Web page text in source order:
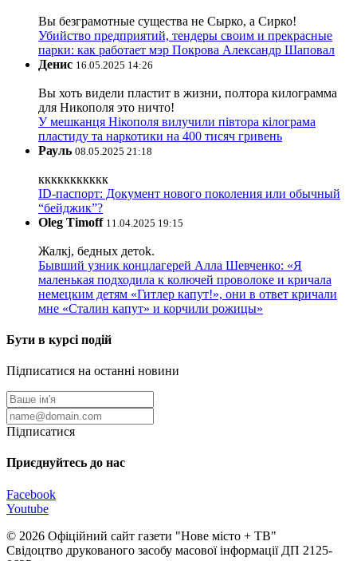
Вы безграмотные существа не Сырко, а Сирко!
Убийство предприятий, тендеры своим и прекрасные
парки: как работает мэр Покрова Александр Шаповал
Денис 16.05.2025 14:26
Вы хоть видели пластит в жизни, полтора килограмма
для Никополя это ничто!
У мешканця Нікополя вилучили півтора кілограма
пластиду та наркотики на 400 тисяч гривень
Рауль 08.05.2025 21:18
ккккккккккк
ID-паспорт: Документ нового поколения или обычный
“бейджик”?
Oleg Timoff 11.04.2025 19:15
Жалкj, бедных детok.
Бывший узник концлагерей Алла Шевченко: «Я
маленькая подходила к колючей проволоке и кричала
немецким детям «Гитлер капут!», они в ответ кричали
мне «Сталин капут» и корчили рожицы»
Бути в курсі подій
Підписатися на останні новини
Підписатися
Приєднуйтесь до нас
Facebook
Youtube
© 2026 Офіційний сайт газети "Нове мiсто + ТВ"
Свідоцтво друкованого засобу масової інформації ДП 2125-